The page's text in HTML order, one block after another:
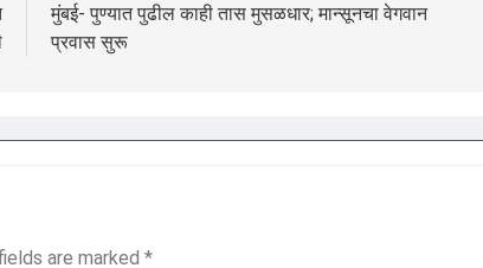
मुंबई- पुण्यात पुढील काही तास मुसळधार; मान्सूनचा वेगवान
प्रवास सुरू
are marked *